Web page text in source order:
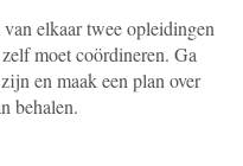
elkaar twee opleidingen
moet coördineren. Ga
en maak een plan over
behalen.